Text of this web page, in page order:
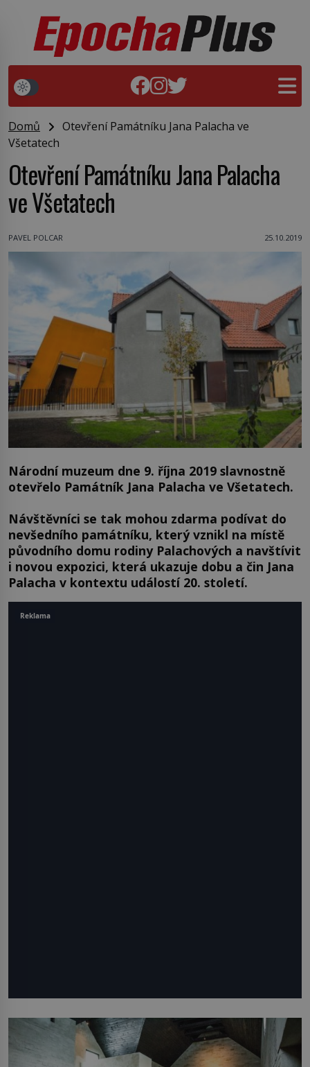
Domů
Otevření Památníku Jana Palacha ve
Všetatech
Otevření Památníku Jana Palacha
ve Všetatech
PAVEL POLCAR 25.10.2019
Národní muzeum dne 9. října 2019 slavnostně
otevřelo Památník Jana Palacha ve Všetatech.
Návštěvníci se tak mohou zdarma podívat do
nevšedního památníku, který vznikl na místě
původního domu rodiny Palachových a navštívit
i novou expozici, která ukazuje dobu a čin Jana
Palacha v kontextu událostí 20. století.
Reklama